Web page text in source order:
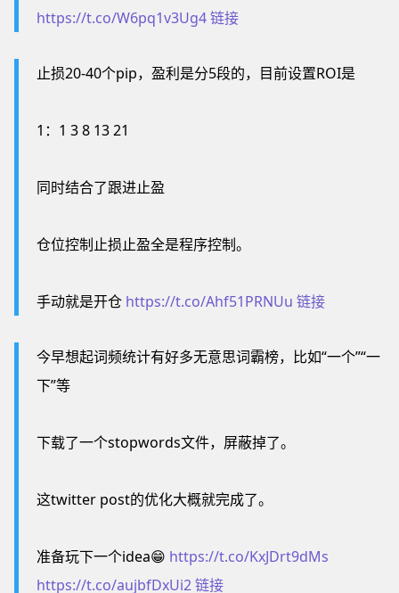
https://t.co/W6pq1v3Ug4链接
止损20-40个pip，盈利是分5段的，目前设置ROI是
1：1 3 8 13 21
同时结合了跟进止盈
仓位控制止损止盈全是程序控制。
手动就是开仓 https://t.co/Ahf51PRNUu 链接
今早想起词频统计有好多无意思词霸榜，比如“一个”“一
下”等
下载了一个stopwords文件，屏蔽掉了。
这twitter post的优化大概就完成了。
准备玩下一个idea😁 https://t.co/KxJDrt9dMs
https://t.co/aujbfDxUi2链接